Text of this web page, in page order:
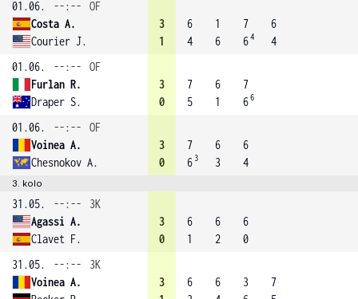
01.06.
--:--
OF
Costa A.
Courier J.
3
1
6
4
1
6
7
64
6
4
01.06.
--:--
OF
Furlan R.
Draper S.
3
0
7
5
6
1
7
66
01.06. --:--
OF
Voinea A.
Chesnokov A.
3
0
7
6 3
6
3
6
4
3. kolo
31.05. --:--
3K
Agassi A.
Clavet F.
3
0
6
1
6
2
6
0
31.05.
--:--
3K
Voinea A.
3
6
6
3
7